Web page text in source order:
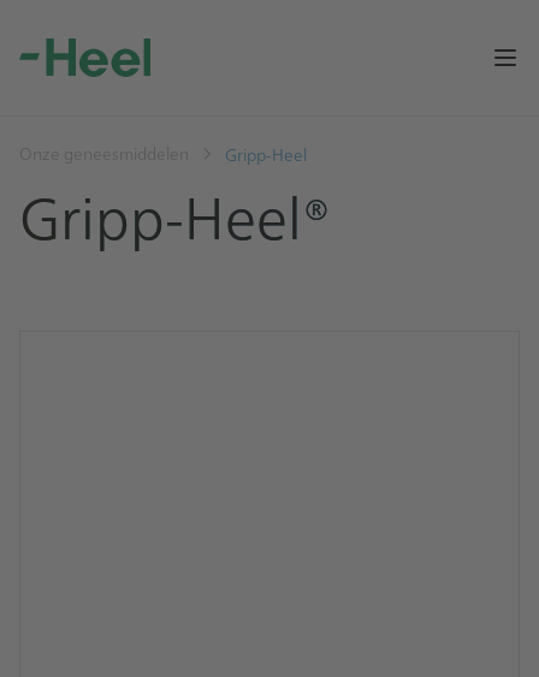
Onze geneesmiddelen Gripp-Heel
Gripp-Heel®